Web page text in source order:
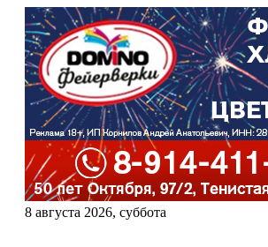
8 августа 2026, суббота